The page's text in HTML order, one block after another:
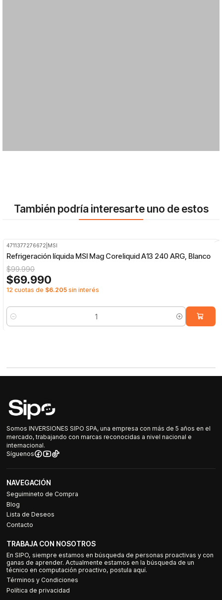
También podría interesarte uno de estos
4711377276672 MSI
Refrigeración líquida MSI Mag Coreliquid A13 240 ARG, Blanco
$99.990
$69.990
12 cuotas de $6.205 sin interés
Cantidad
Somos INVERSIONES SIPO SPA, una empresa con más de 5 años en el
mercado, trabajando con marcas reconocidas a nivel nacional e
internacional.
Síguenos
NAVEGACIÓN
Seguimineto de Compra
Blog
Lista de Deseos
Contacto
TRABAJA CON NOSOTROS
En SIPO, siempre estamos en búsqueda de personas proactivas y con
ganas de aprender. Actualmente estamos en la búsqueda de un
técnico en computación proactivo, postula aquí.
Términos y Condiciones
Política de privacidad